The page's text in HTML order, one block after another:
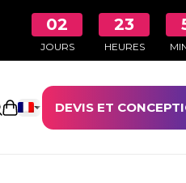
02
JOURS
23
HEURES
Ouvrir le panier
DEVIS ET